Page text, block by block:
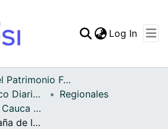
Statistics
Log In
Archivo del Patrimonio Fotográfico y Fílmico del Valle del Cauca
Fondo Fotográfico Diario Occidente
Regionales
FFDO - Valle del Cauca - Patrimonial
Cierre de Campaña de la Candidata de María Nancy Montoya